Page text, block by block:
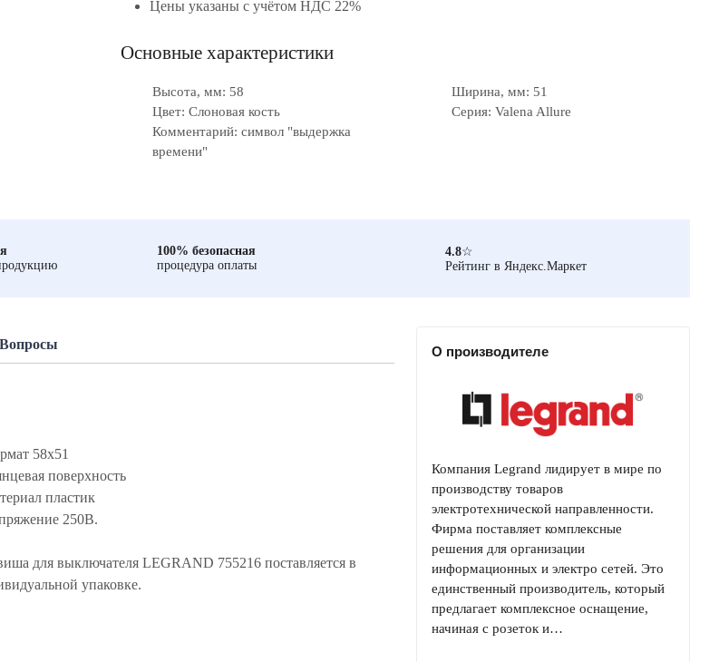
Цены указаны с учётом НДС 22%
Основные характеристики
Высота, мм: 58
Ширина, мм: 51
Цвет: Слоновая кость
Серия: Valena Allure
Комментарий: символ "выдержка
времени"
100% безопасная
процедура оплаты
4.8☆
Рейтинг в Яндекс.Маркет
Вопросы
58x51
поверхность
пластик
250В.
для выключателя LEGRAND 755216 поставляется в
упаковке.
О производителе
Компания Legrand лидирует в мире по
производству товаров
электротехнической направленности.
Фирма поставляет комплексные
решения для организации
информационных и электро сетей. Это
единственный производитель, который
предлагает комплексное оснащение,
начиная с розеток и…